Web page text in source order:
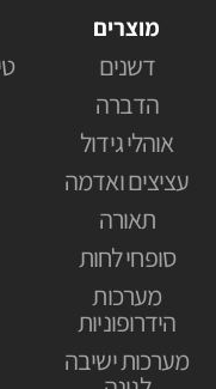
מוצרים
דשנים
הדברה
אוהלי גידול
עציצים ואדמה
תאורה
סופחי לחות
מערכות
הידרופוניות
מערכות ישיבה